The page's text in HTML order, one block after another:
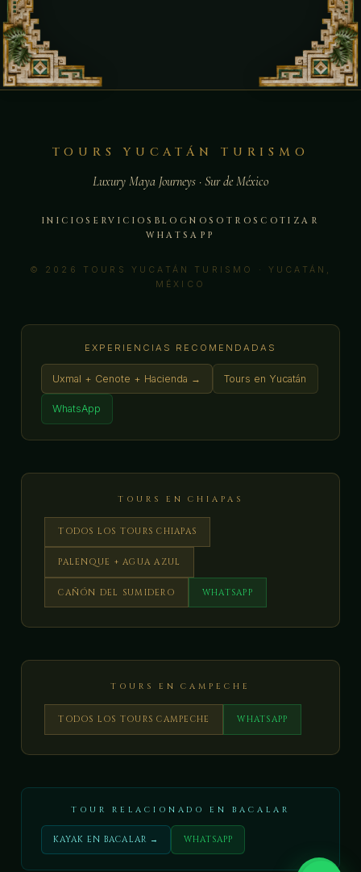
TOURS YUCATÁN TURISMO
Luxury Maya Journeys · Sur de México
INICIOSERVICIOS BLOGNOSOTROS COTIZAR
WHATSAPP
© 2026 TOURS YUCATÁN TURISMO · YUCATÁN,
MÉXICO
EXPERIENCIAS RECOMENDADAS
Uxmal + Cenote + Hacienda → Tours en Yucatán
WhatsApp
TOURS EN CHIAPAS
TODOS LOS TOURS CHIAPAS
PALENQUE + AGUA AZUL
CAÑÓN DEL SUMIDERO WHATSAPP
TOURS EN CAMPECHE
TODOS LOS TOURS CAMPECHE WHATSAPP
TOUR RELACIONADO EN BACALAR
KAYAK EN BACALAR → WHATSAPP